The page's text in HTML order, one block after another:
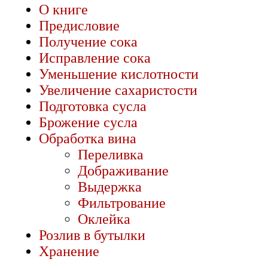
О книге
Предисловие
Получение сока
Исправление сока
Уменьшение кислотности
Увеличение сахаристости
Подготовка сусла
Брожение сусла
Обработка вина
Переливка
Дображивание
Выдержка
Фильтрование
Оклейка
Розлив в бутылки
Хранение